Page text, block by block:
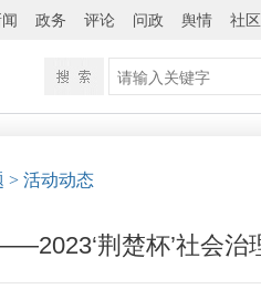
政务 评论 问政 舆情 社区
> 活动动态
荆楚杯’社会治